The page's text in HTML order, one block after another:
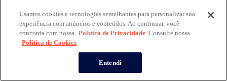
Usamos cookies e tecnologias semelhantes para personalizar sua
experiência com anúncios e conteúdos. Ao continuar, você
concorda com nossa Política de Privacidade. Consulte nossa
Política de Cookies
Entendi